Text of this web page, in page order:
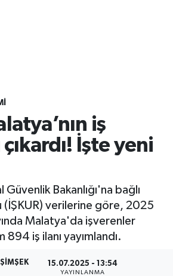
iş
çıkardı! İşte yeni
Güvenlik Bakanlığı'na bağlı
(İŞKUR) verilerine göre, 2025
Malatya'da işverenler
iş ilanı yayımlandı.
15.07.2025 - 13:54
YAYINLANMA